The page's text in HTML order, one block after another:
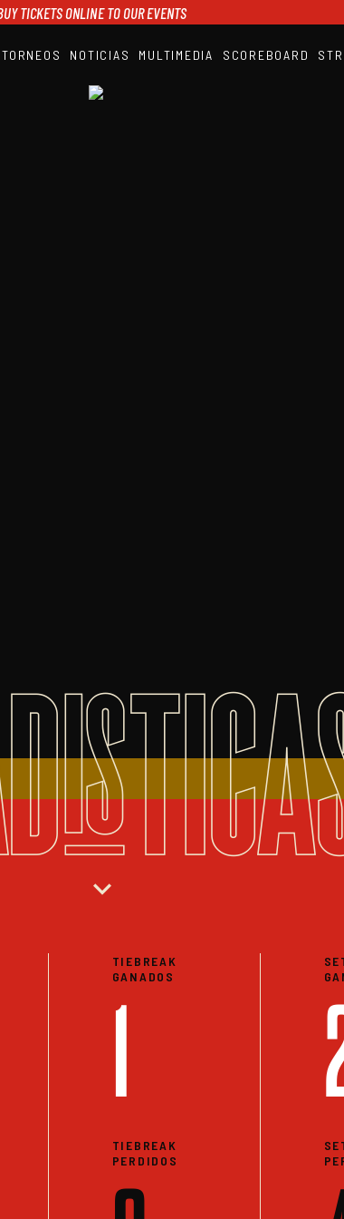
TICKETS ONLINE TO OUR EVENTS
TORNEOS NOTICIAS MULTIMEDIA SCOREBOARD
A1PADEL
expand_more
TIEBREAK
GANADOS
1
TIEBREAK
PERDIDOS